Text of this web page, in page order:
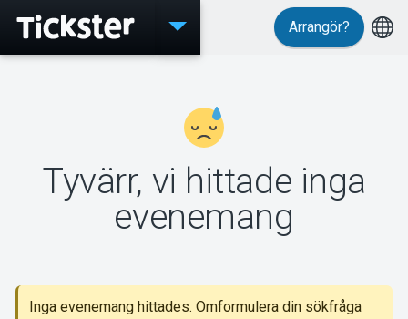
Evenemang
MyTickster
Support
Arrangör?
Tyvärr, vi hittade inga
evenemang
Inga evenemang hittades. Omformulera din sökfråga